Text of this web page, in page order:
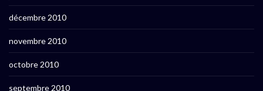
décembre 2010
novembre 2010
octobre 2010
septembre 2010